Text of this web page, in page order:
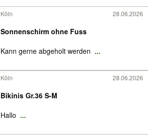
Köln 28.06.2026
Sonnenschirm ohne Fuss
Kann gerne abgeholt werden ...
Köln 28.06.2026
Bikinis Gr.36 S-M
Hallo ...